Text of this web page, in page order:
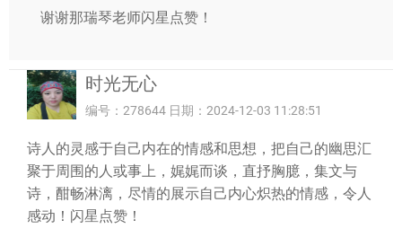
谢谢那瑞琴老师闪星点赞！
时光无心
编号：278644 日期：2024-12-03 11:28:51
诗人的灵感于自己内在的情感和思想，把自己的幽思汇
聚于周围的人或事上，娓娓而谈，直抒胸臆，集文与
诗，酣畅淋漓，尽情的展示自己内心炽热的情感，令人
感动！闪星点赞！